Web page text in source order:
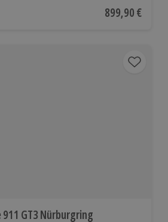
Aktueller Preis
899,90 €
GT3 Nürburgring